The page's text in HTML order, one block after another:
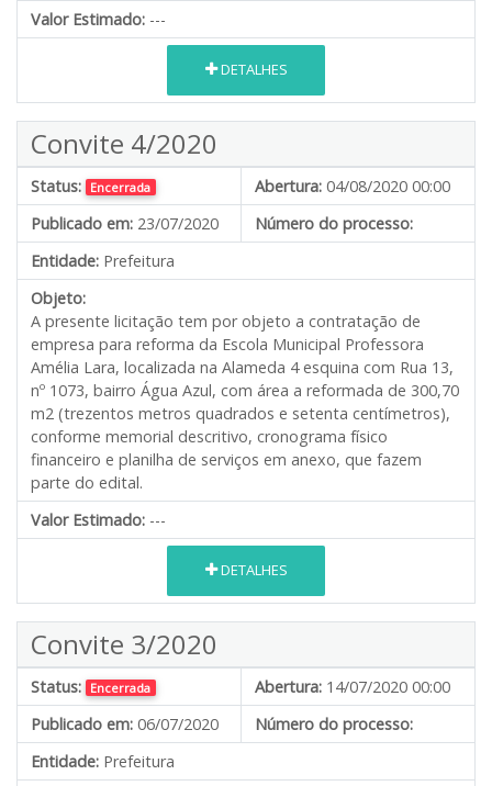
Valor Estimado: ---
DETALHES
Convite 4/2020
Status: Encerrada Abertura: 04/08/2020 00:00
Publicado em: 23/07/2020
Número do processo:
Entidade: Prefeitura
Objeto:
A presente licitação tem por objeto a contratação de
empresa para reforma da Escola Municipal Professora
Amélia Lara, localizada na Alameda 4 esquina com Rua 13,
nº 1073, bairro Água Azul, com área a reformada de 300,70
m2 (trezentos metros quadrados e setenta centímetros),
conforme memorial descritivo, cronograma físico
financeiro e planilha de serviços em anexo, que fazem
parte do edital.
Valor Estimado: ---
DETALHES
Convite 3/2020
Status: Encerrada Abertura: 14/07/2020 00:00
Publicado em: 06/07/2020
Número do processo:
Entidade: Prefeitura